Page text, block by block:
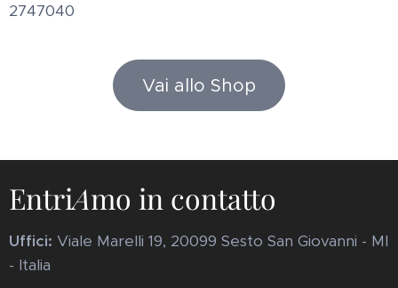
2747040
Vai allo Shop
EntriAmo in contatto
Uffici: Viale Marelli 19, 20099 Sesto San Giovanni - MI
- Italia